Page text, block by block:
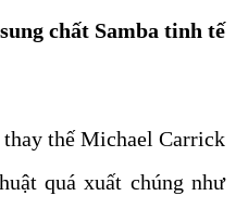
chất Samba tinh tế
thế Michael Carrick
quá xuất chúng như